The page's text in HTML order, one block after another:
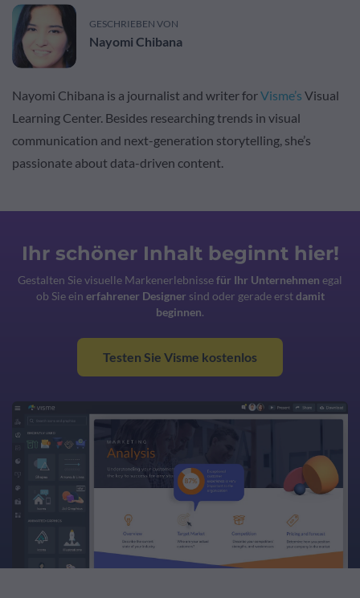
GESCHRIEBEN VON
Nayomi Chibana
Nayomi Chibana is a journalist and writer forVisme’s Visual
Learning Center. Besides researching trends in visual
communication and next-generation storytelling, she’s
passionate about data-driven content.
Ihr schöner Inhalt beginnt hier!
Gestalten Sie visuelle Markenerlebnissefür Ihr Unternehmen egal
ob Sie ein erfahrener Designer sind oder gerade erstdamit
beginnen.
Testen Sie Visme kostenlos